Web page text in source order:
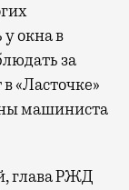
окна в
за
«Ласточке»
машиниста
глава РЖД